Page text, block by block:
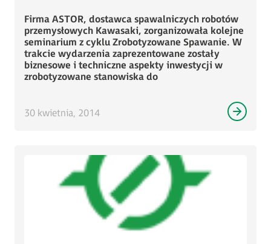
Firma ASTOR, dostawca spawalniczych robotów
przemysłowych Kawasaki, zorganizowała kolejne
seminarium z cyklu Zrobotyzowane Spawanie. W
trakcie wydarzenia zaprezentowane zostały
biznesowe i techniczne aspekty inwestycji w
zrobotyzowane stanowiska do
30 kwietnia, 2014